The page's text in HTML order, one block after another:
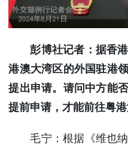
彭博社记者：据香
港澳大湾区的外国驻港
提出申请。请问中方能
提前申请，才能前往粤
毛宁：根据《维也